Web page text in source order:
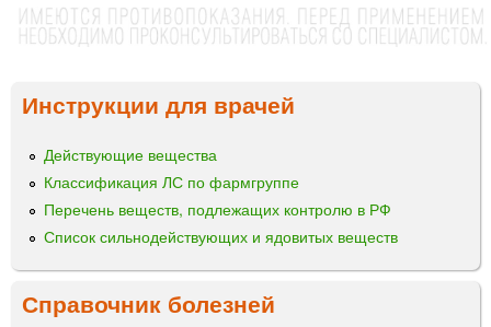
Инструкции для врачей
Действующие вещества
Классификация ЛС по фармгруппе
Перечень веществ, подлежащих контролю в РФ
Список сильнодействующих и ядовитых веществ
Справочник болезней